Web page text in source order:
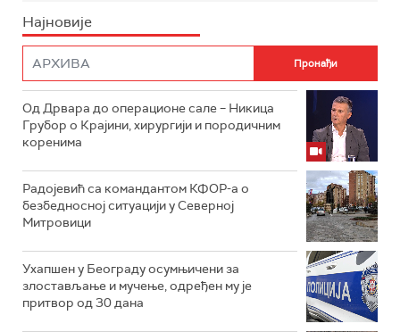
Најновије
Од Дрвара до операционе сале – Никица
Грубор о Крајини, хирургији и породичним
коренима
Радојевић са командантом КФОР-а о
безбедносној ситуацији у Северној
Митровици
Ухапшен у Београду осумњичени за
злостављање и мучење, одређен му је
притвор од 30 дана